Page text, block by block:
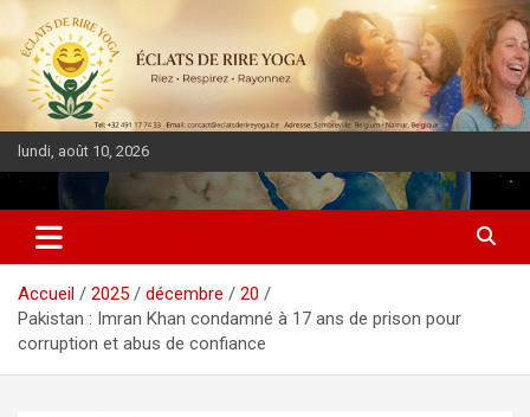
lundi, août 10, 2026
DIASPORA PULSE
Accueil 2025 décembre
20
Pakistan : Imran Khan condamné à 17 ans de prison pour
corruption et abus de confiance